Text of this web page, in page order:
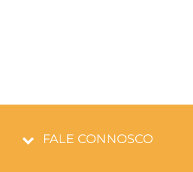
FALE CONNOSCO